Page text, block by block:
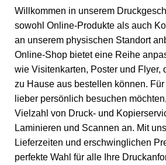
Willkommen in unserem
sowohl Online-Produkte als auch
an unserem physischen Standort
Online-Shop bietet eine Reihe
wie Visitenkarten, Poster und Flyer,
zu Hause aus bestellen können.
lieber persönlich besuchen
Vielzahl von Druck- und
Laminieren und Scannen an. Mit
Lieferzeiten und erschwinglichen
perfekte Wahl für alle Ihre